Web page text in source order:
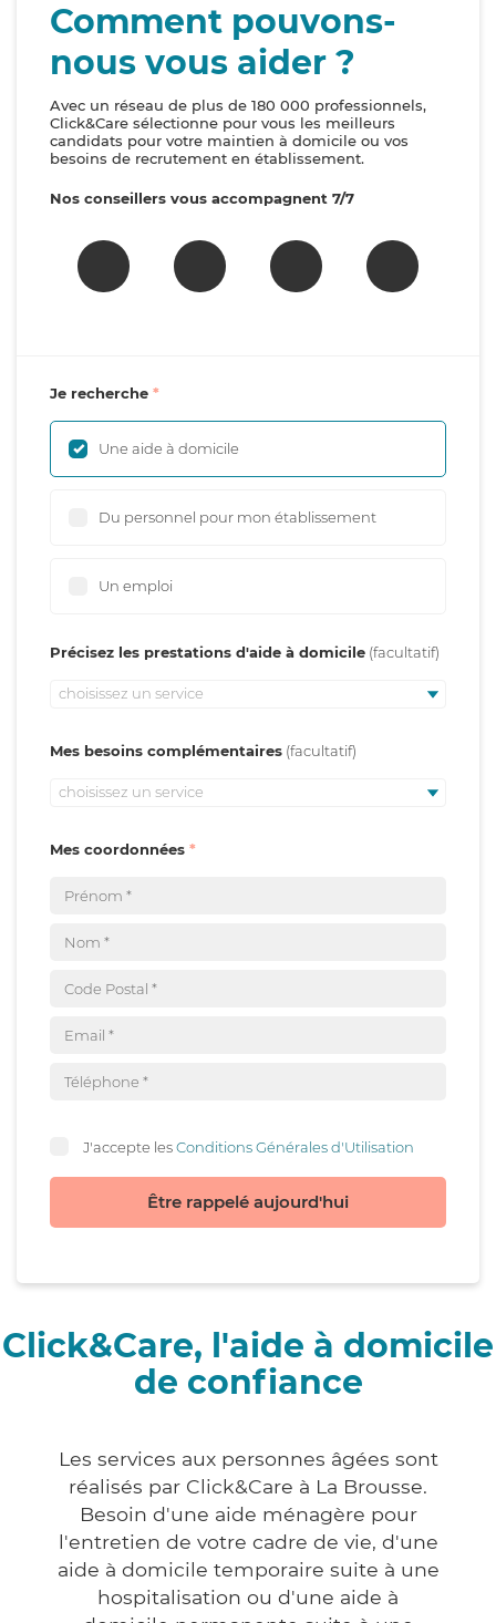
Comment pouvons-
nous vous aider ?
Avec un réseau de plus de 180 000 professionnels,
Click&Care sélectionne pour vous les meilleurs
candidats pour votre maintien à domicile ou vos
besoins de recrutement en établissement.
Nos conseillers vous accompagnent 7/7
Je recherche
Une aide à domicile
Du personnel pour mon établissement
Un emploi
Précisez les prestations d'aide à domicile
choisissez un service
Mes besoins complémentaires
choisissez un service
Mes coordonnées
J'accepte lesConditions Générales d'Utilisation
Être rappelé aujourd'hui
Click&Care, l'aide à domicile
de confiance
Les services aux personnes âgées sont
réalisés par Click&Care à La Brousse.
Besoin d'une aide ménagère pour
l'entretien de votre cadre de vie, d'une
aide à domicile temporaire suite à une
hospitalisation ou d'une aide à